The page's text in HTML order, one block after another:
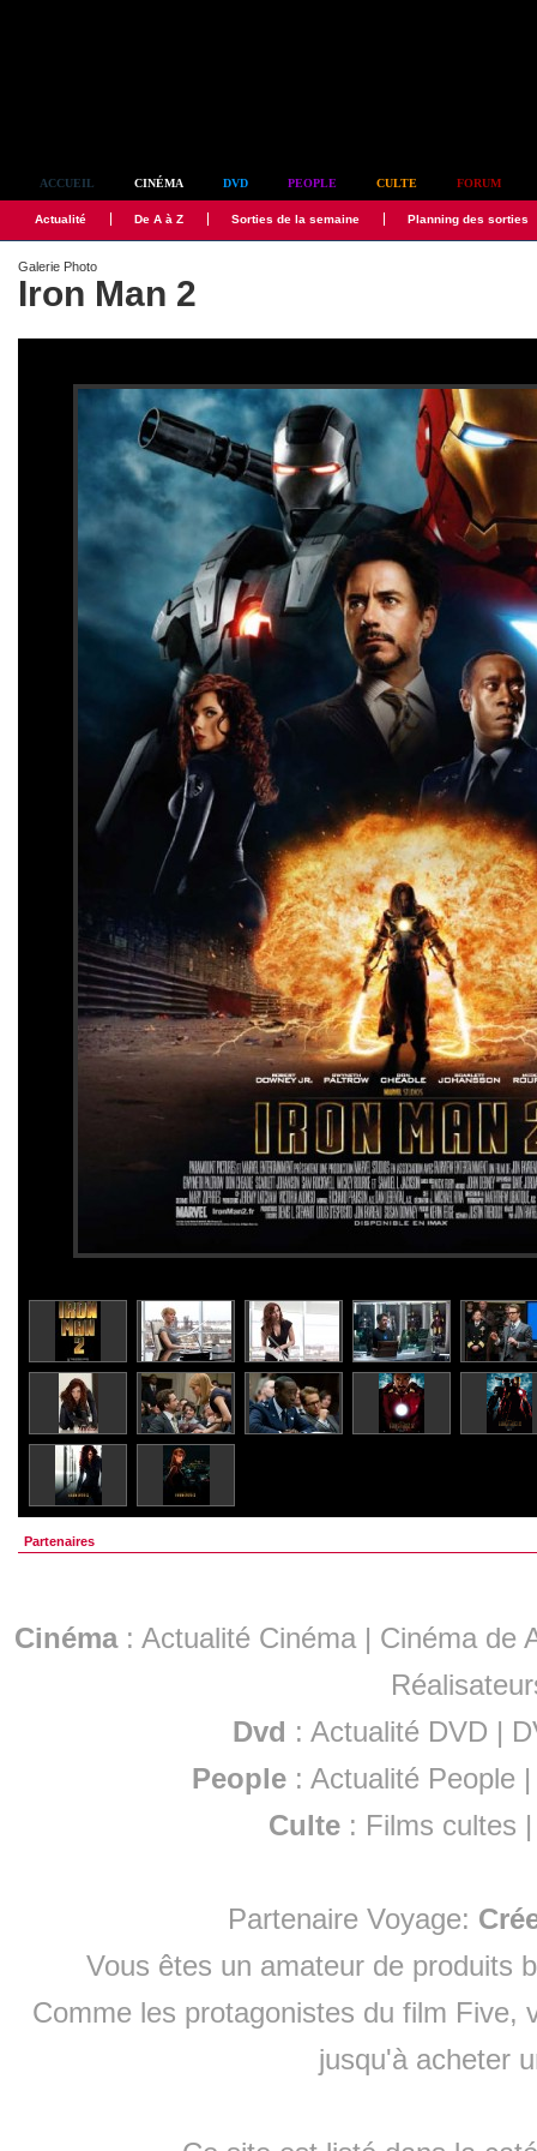
ACCUEIL CINÉMA DVD PEOPLE CULTE FORUM
Actualité De A à Z Sorties de la semaine Planning des sorties
Galerie Photo
Iron Man 2
Partenaires
Cinéma: Actualité Cinéma | Cinéma de
Dvd : Actualité DVD |
People :Actualité People
Culte : Films cultes
Partenaire Voyage:
Vous êtes un amateur de produits
Comme les protagonistes du film Five,
jusqu'à acheter